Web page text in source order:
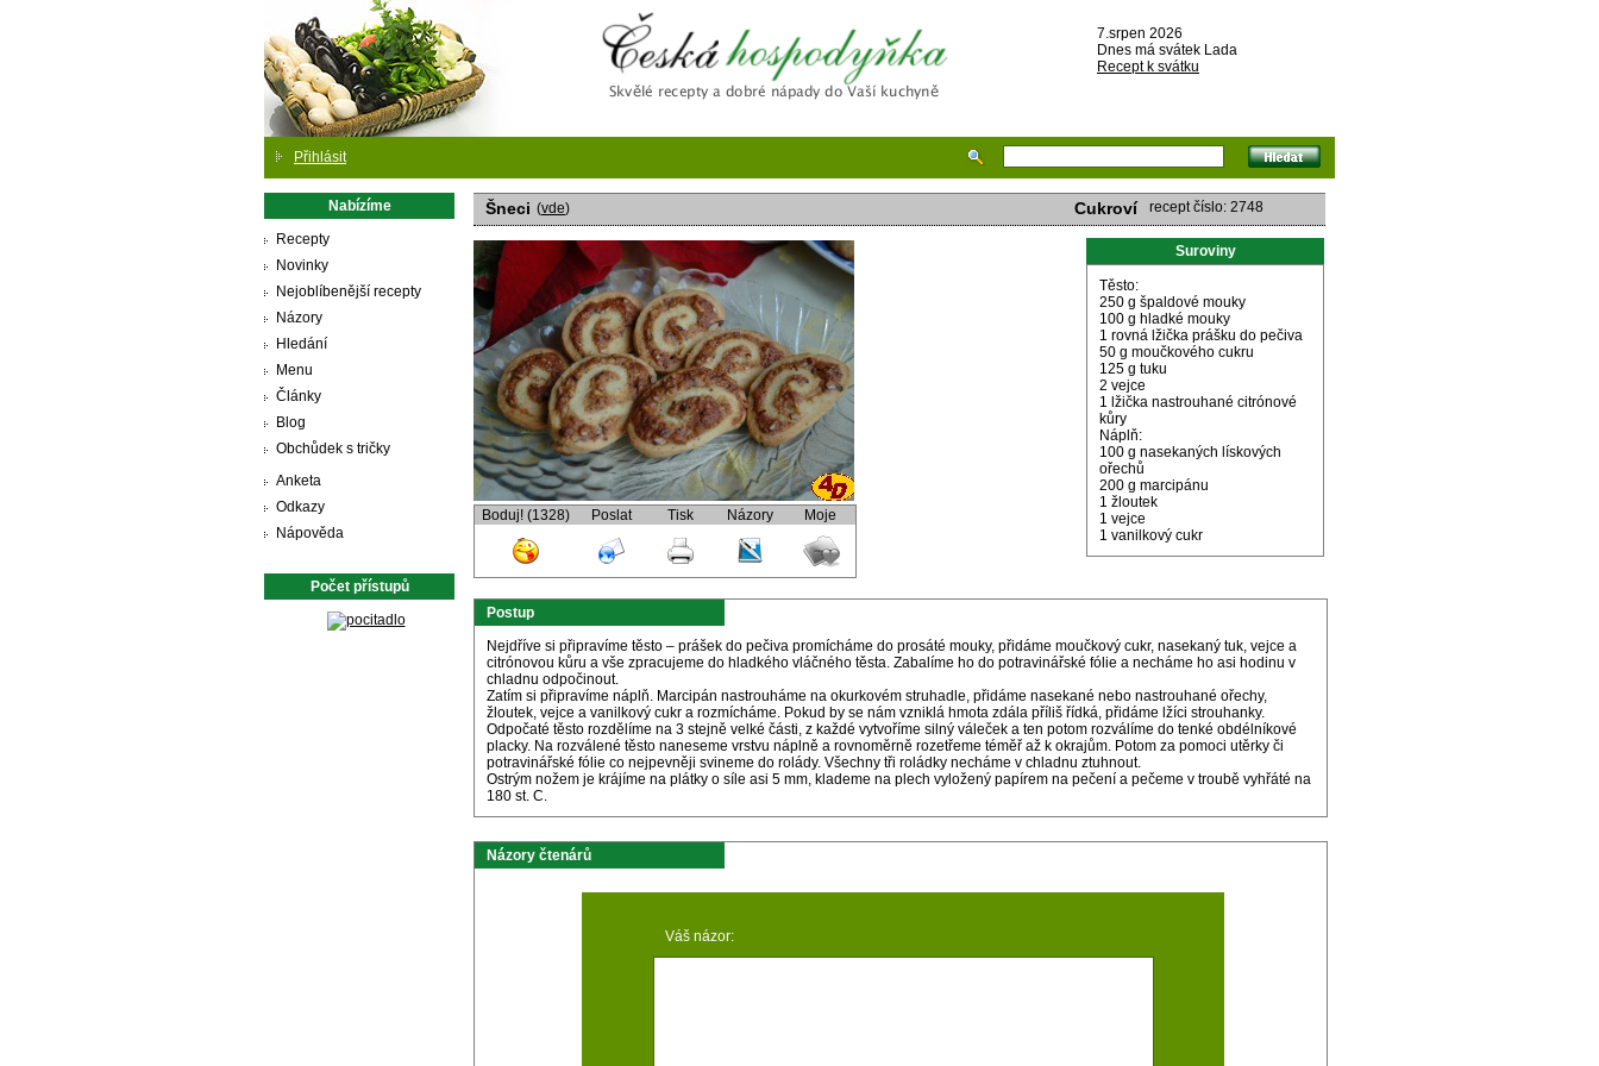
Česká hospodyňka
7.srpen 2026
Dnes má svátek Lada
Recept k svátku
Přihlásit
Nabízíme
Recepty
Novinky
Nejoblíbenější recepty
Názory
Hledání
Menu
Články
Blog
Obchůdek s tričky
Anketa
Odkazy
Nápověda
Počet přístupů
Šneci (vde) Cukroví recept číslo: 2748
Boduj! (1328) Poslat Tisk Názory Moje
Suroviny
Těsto:
250 g špaldové mouky
100 g hladké mouky
1 rovná lžička prášku do pečiva
50 g moučkového cukru
125 g tuku
2 vejce
1 lžička nastrouhané citrónové
kůry
Náplň:
100 g nasekaných lískových
ořechů
200 g marcipánu
1 žloutek
1 vejce
1 vanilkový cukr
Postup
Nejdříve si připravíme těsto – prášek do pečiva promícháme do prosáté mouky, přidáme moučkový cukr, nasekaný tuk, vejce a
citrónovou kůru a vše zpracujeme do hladkého vláčného těsta. Zabalíme ho do potravinářské fólie a necháme ho asi hodinu v
chladnu odpočinout.
Zatím si připravíme náplň. Marcipán nastrouháme na okurkovém struhadle, přidáme nasekané nebo nastrouhané ořechy,
žloutek, vejce a vanilkový cukr a rozmícháme. Pokud by se nám vzniklá hmota zdála příliš řídká, přidáme lžíci strouhanky.
Odpočaté těsto rozdělíme na 3 stejně velké části, z každé vytvoříme silný váleček a ten potom rozválíme do tenké obdélníkové
placky. Na rozválené těsto naneseme vrstvu náplně a rovnoměrně rozetřeme téměř až k okrajům. Potom za pomoci utěrky či
potravinářské fólie co nejpevněji svineme do rolády. Všechny tři roládky necháme v chladnu ztuhnout.
Ostrým nožem je krájíme na plátky o síle asi 5 mm, klademe na plech vyložený papírem na pečení a pečeme v troubě vyhřáté na
180 st. C.
Názory čtenárů
Váš názor: